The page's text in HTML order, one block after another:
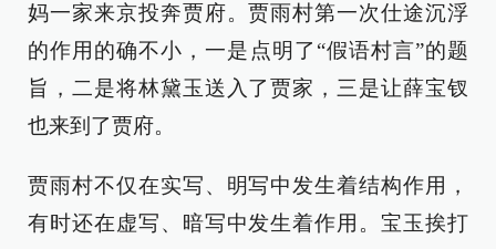
妈一家来京投奔贾府。贾雨村第一次仕途沉浮
的作用的确不小，一是点明了“假语村言”的题
旨，二是将林黛玉送入了贾家，三是让薛宝钗
也来到了贾府。
贾雨村不仅在实写、明写中发生着结构作用，
有时还在虚写、暗写中发生着作用。宝玉挨打